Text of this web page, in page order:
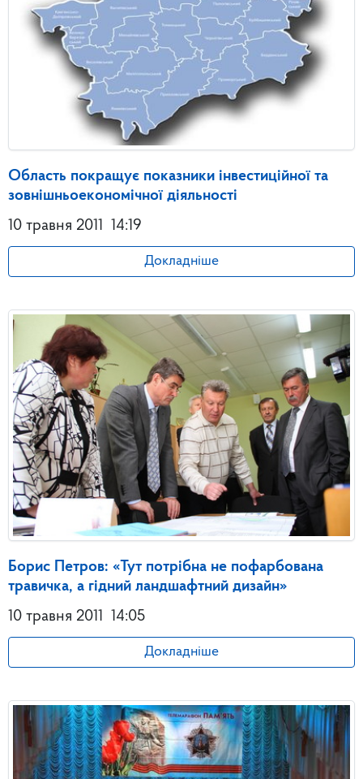
Область покращує показники інвестиційної та
зовнішньоекономічної діяльності
10 травня 2011
14:19
Докладніше
Борис Петров: «Тут потрібна не пофарбована
травичка, а гідний ландшафтний дизайн»
10 травня 2011
14:05
Докладніше